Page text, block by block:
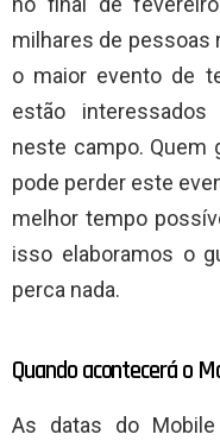
milhares de pessoas
o maior evento de
estão
neste campo. Quem
pode perder este
melhor tempo
isso elaboramos o
perca nada.
Quando acontecerá o
As datas do